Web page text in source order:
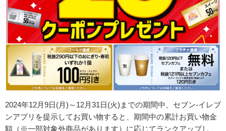
2024年12月9日(月)～12月31日(火)までの期間中、セブン-イレブ
ンアプリを提示してお買い物すると、期間中の累計お買い物金
額（※一部対象外商品があります）に応じてランクアップし、